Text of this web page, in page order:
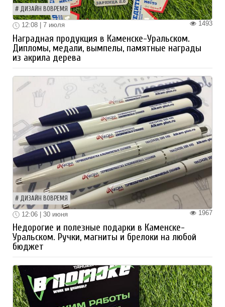
ДИЗАЙН ВОВРЕМЯ
1493
12:08 | 7 июля
Наградная продукция в Каменске-Уральском.
Дипломы, медали, вымпелы, памятные награды
из акрила дерева
ДИЗАЙН ВОВРЕМЯ
1967
12:06 | 30 июня
Недорогие и полезные подарки в Каменске-
Уральском. Ручки, магниты и брелоки на любой
бюджет